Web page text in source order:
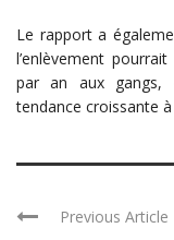
Le rapport a
l’enlèvement
par an aux gangs,
tendance croissante
Previous Article